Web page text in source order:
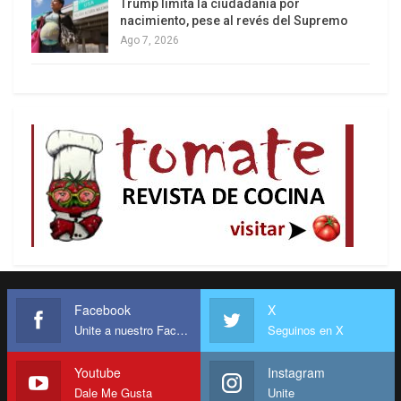
esperaba!
corazón nunca antes intuido y que debió rellenar
apresuradamente con flores marchitas y nubes
desganadas que recogió de un charco.
Trump limita la ciudadanía por
nacimiento, pese al revés del Supremo
Ago 7, 2026
Facebook
Unite a nuestro Facebook
X
Seguinos en X
Youtube
Dale Me Gusta
Instagram
Unite